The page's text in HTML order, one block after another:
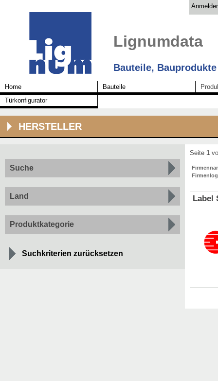
Lignumdata
Bauteile,
Home Bauteile
Türkonfigurator
HERSTELLER
Suche
Land
Produktkategorie
Suchkriterien zurücksetzen
Seite 1
Label